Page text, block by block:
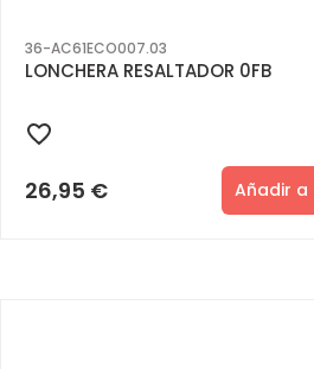
36-AC61ECO007.03
LONCHERA RESALTADOR 0FB
26,95 € Añadir a